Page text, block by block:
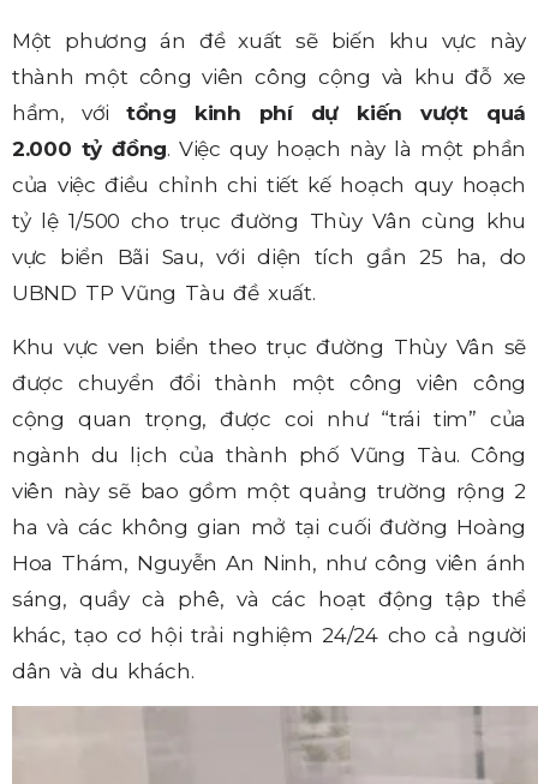
Một phương án đề xuất sẽ biến khu vực này
thành một công viên công cộng và khu đỗ xe
hầm, với tổng kinh phí dự kiến vượt quá
2.000 tỷ đồng. Việc quy hoạch này là một phần
của việc điều chỉnh chi tiết kế hoạch quy hoạch
tỷ lệ 1/500 cho trục đường Thùy Vân cùng khu
vực biển Bãi Sau, với diện tích gần 25 ha, do
UBND TP Vũng Tàu đề xuất.
Khu vực ven biển theo trục đường Thùy Vân sẽ
được chuyển đổi thành một công viên công
cộng quan trọng, được coi như “trái tim” của
ngành du lịch của thành phố Vũng Tàu. Công
viên này sẽ bao gồm một quảng trường rộng 2
ha và các không gian mở tại cuối đường Hoàng
Hoa Thám, Nguyễn An Ninh, như công viên ánh
sáng, quầy cà phê, và các hoạt động tập thể
khác, tạo cơ hội trải nghiệm 24/24 cho cả người
dân và du khách.